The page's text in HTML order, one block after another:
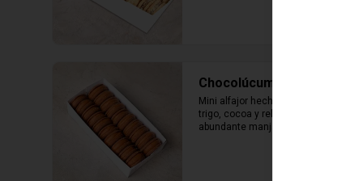
Chocolúcuma
Mini alfajor hecho con harina de
trigo, cocoa y relleno con
abundante manjarblanco de